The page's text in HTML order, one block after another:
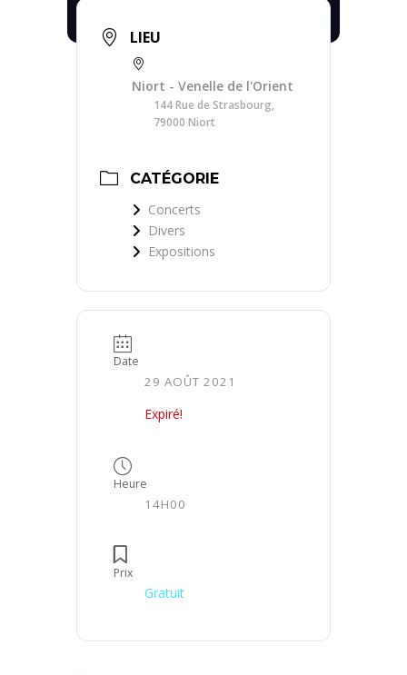
LIEU
Niort - Venelle de l'Orient
144 Rue de Strasbourg,
79000 Niort
CATÉGORIE
Concerts
Divers
Expositions
Date
29 AOÛT 2021
Expiré!
Heure
14H00
Prix
Gratuit